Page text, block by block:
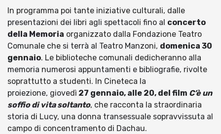
In programma poi tante iniziative culturali, dalle
presentazioni dei libri agli spettacoli fino al concerto
della Memoria organizzato dalla Fondazione Teatro
Comunale che si terrà al Teatro Manzoni, domenica 30
gennaio. Le biblioteche comunali dedicheranno alla
memoria numerosi appuntamenti e bibliografie, rivolte
soprattutto a studenti. In Cineteca la
proiezione, giovedì 27 gennaio, alle 20, del film C’è un
soffio di vita soltanto, che racconta la straordinaria
storia di Lucy, una donna transessuale sopravvissuta al
campo di concentramento di Dachau.